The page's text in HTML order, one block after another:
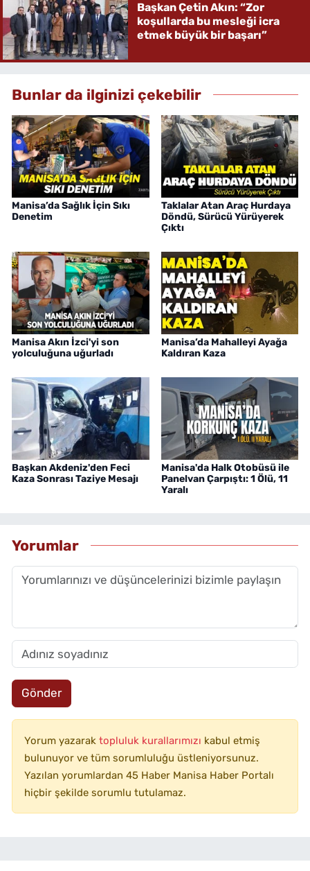
Başkan Çetin Akın: “Zor
koşullarda bu mesleği icra
etmek büyük bir başarı”
Bunlar da ilginizi çekebilir
Manisa’da Sağlık İçin Sıkı
Denetim
Taklalar Atan Araç Hurdaya
Döndü, Sürücü Yürüyerek
Çıktı
Manisa Akın İzci'yi son
yolculuğuna uğurladı
Manisa’da Mahalleyi Ayağa
Kaldıran Kaza
Başkan Akdeniz'den Feci
Kaza Sonrası Taziye Mesajı
Manisa'da Halk Otobüsü ile
Panelvan Çarpıştı: 1 Ölü, 11
Yaralı
Yorumlar
Gönder
Yorum yazarak topluluk kurallarımızı kabul etmiş
bulunuyor ve tüm sorumluluğu üstleniyorsunuz.
Yazılan yorumlardan 45 Haber Manisa Haber Portalı
hiçbir şekilde sorumlu tutulamaz.